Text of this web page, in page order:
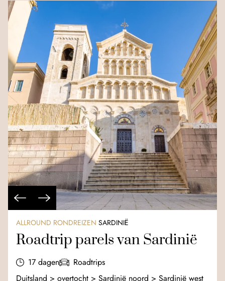
ALLROUND RONDREIZEN SARDINIË
Roadtrip parels van Sardinië
17 dagen
Roadtrips
Duitsland > overtocht > Sardinië noord > Sardinië west